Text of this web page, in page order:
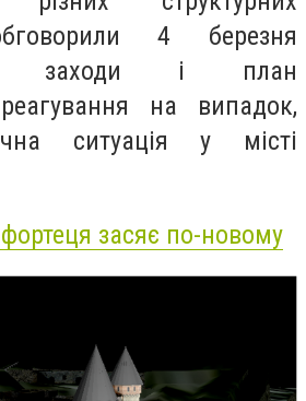
4 березня
заходи і план
на випадок,
ситуація у місті
засяє по-новому